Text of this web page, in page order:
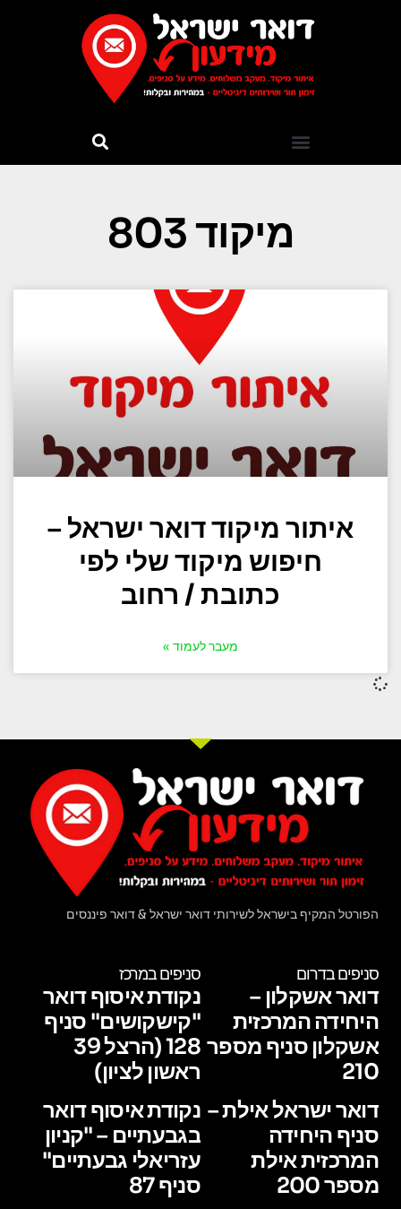
מיקוד 803
איתור מיקוד דואר ישראל –
חיפוש מיקוד שלי לפי
כתובת / רחוב
מעבר לעמוד »
הפורטל המקיף בישראל לשירותי דואר ישראל & דואר פיננסים
סניפים בדרום
דואר אשקלון –
היחידה המרכזית
אשקלון סניף מספר
210
דואר ישראל אילת –
סניף היחידה
המרכזית אילת
מספר 200
סניפים במרכז
נקודת איסוף דואר
"קישקושים" סניף
128 (הרצל 39
ראשון לציון)
נקודת איסוף דואר
בגבעתיים – "קניון
עזריאלי גבעתיים"
סניף 87